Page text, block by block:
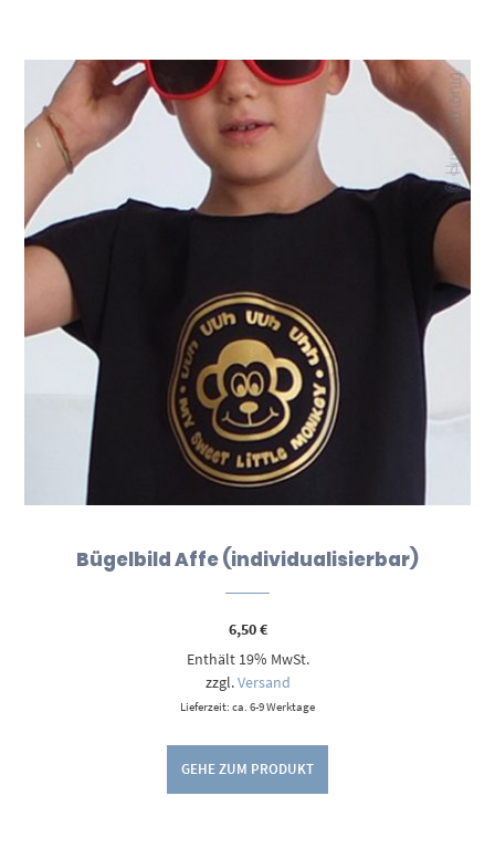
Bügelbild Affe (individualisierbar)
6,50€
Enthält 19% MwSt.
zzgl.Versand
Lieferzeit: ca. 6-9 Werktage
GEHE ZUM PRODUKT